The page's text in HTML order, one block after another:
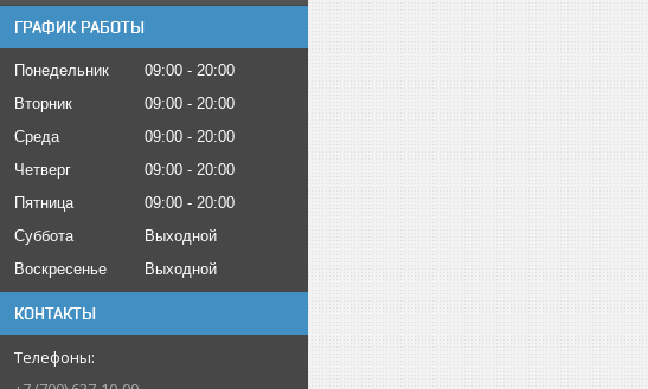
ГРАФИК РАБОТЫ
Понедельник 09:00
20:00
Вторник
09:00
20:00
Среда
09:00
20:00
Четверг
09:00
20:00
Пятница
09:00
20:00
Суббота
Выходной
Воскресенье
Выходной
КОНТАКТЫ